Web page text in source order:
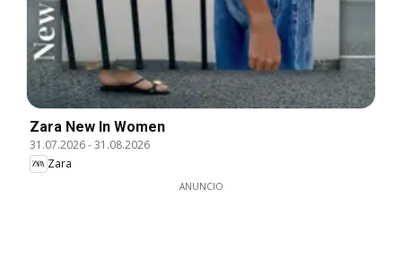
Zara New In Women
31.07.2026-31.08.2026
Zara
ANUNCIO